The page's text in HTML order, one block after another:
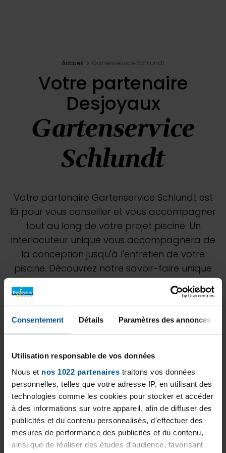
Consentement Détails Paramètres des annonces
Utilisation responsable de vos données
Nous et nos 1022 partenaires traitons vos données
personnelles, telles que votre adresse IP, en utilisant des
technologies comme les cookies pour stocker et accéder
à des informations sur votre appareil, afin de diffuser des
publicités et du contenu personnalisés, d'effectuer des
mesures de performance des publicités et du contenu,
ainsi que de réaliser des études d’audience, favorisant
Votre projet
Configurer ma piscine
Trouver mon partenaire
Accueil Gartenservice Schlundt
Votre partenaire
Desjoyaux
Gartenservice
Schlundt
Votre partenaire Gartenservice Schlundt est
là pour vous conseiller et vous accompagner
tout au long de votre projet piscine. Un
interlocuteur unique vous accompagnera de
la conception jusqu'à l'entretien de votre
piscine. Découvrez notre savoir-faire unique
au travers de nos différentes réalisations.
N'hésitez pas à demander à notre équipe de
Gartenservice Schlundt une étude
personnalisée pour estimer au mieux votre
projet.